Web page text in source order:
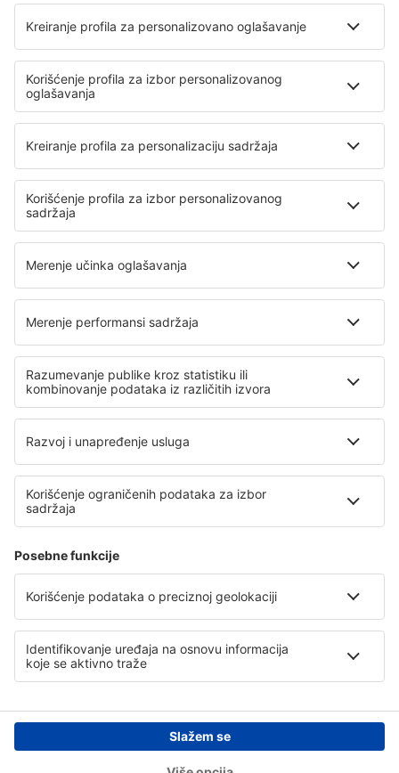
Atrakcije
Sportski događaji
Saznaj više
Mobilna aplikacija
Air Serbia
Wizz Air
Air Montenegro
Ryanair
Lufthansa
O eSky
Opšti uslovi
Moje rezervacije
Politika Privatnosti
Pomoć i kontakt
Lokacije
Međunarodni veb-sajtovi
eSky.eu eSky.com eDestinos.com